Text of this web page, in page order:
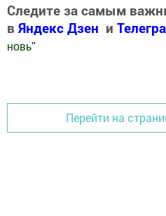
Следите за самым
в Яндекс Дзен и
новь"
Перейти на